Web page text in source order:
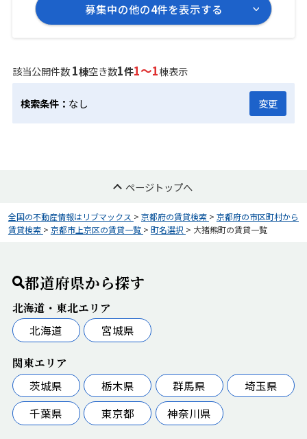
募集中の他の4件を表示する
該当公開件数1棟空き数1件1～1棟表示
検索条件： なし 変更
ページトップへ
全国の不動産情報はリブマックス > 京都府の賃貸検索 > 京都府の市区町村から
賃貸検索 > 京都市上京区の賃貸一覧 > 町名選択 > 大猪熊町の賃貸一覧
都道府県から探す
北海道・東北エリア
北海道
宮城県
関東エリア
茨城県
栃木県 群馬県
埼玉県
千葉県
東京都 神奈川県